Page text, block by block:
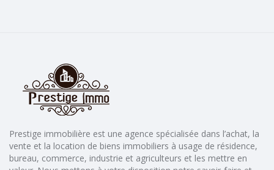
Prestige immobilière est une agence spécialisée dans l’achat, la
vente et la location de biens immobiliers à usage de résidence,
bureau, commerce, industrie et agriculteurs et les mettre en